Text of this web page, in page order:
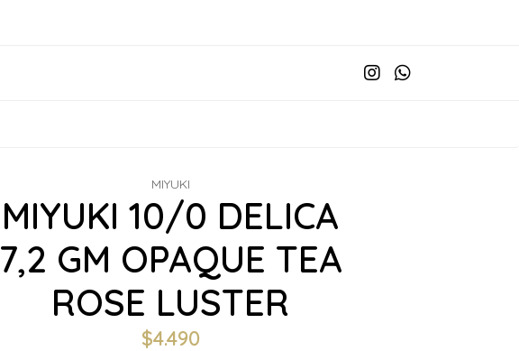
MIYUKI
MIYUKI 10/0 DELICA
7,2 GM OPAQUE TEA
ROSE LUSTER
$4.490